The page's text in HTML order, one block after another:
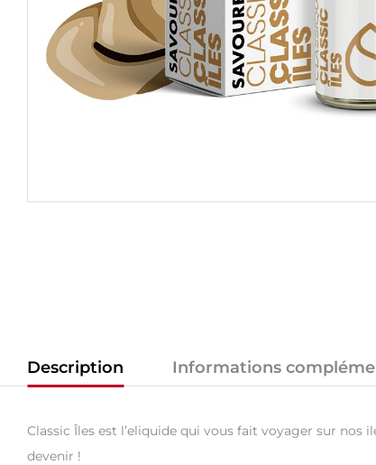
Description Informations
Classic Îles est l’eliquide qui vous fait voyager sur nos
devenir !